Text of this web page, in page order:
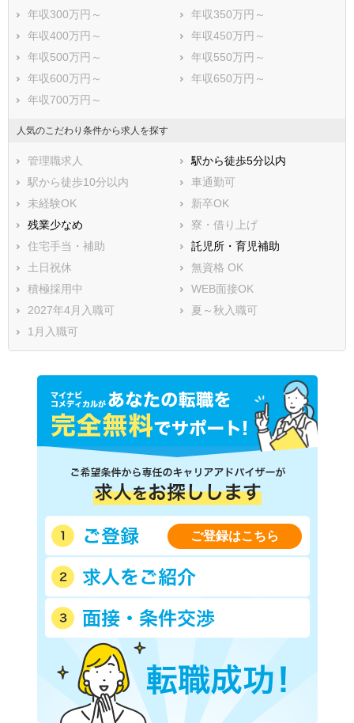
年収300万円～
年収350万円～
年収400万円～
年収450万円～
年収500万円～
年収550万円～
年収600万円～
年収650万円～
年収700万円～
人気のこだわり条件から求人を探す
管理職求人
駅から徒歩5分以内
駅から徒歩10分以内
車通勤可
未経験OK
新卒OK
残業少なめ
寮・借り上げ
住宅手当・補助
託児所・育児補助
土日祝休
無資格 OK
積極採用中
WEB面接OK
2027年4月入職可
夏～秋入職可
1月入職可
ご登録はこちら